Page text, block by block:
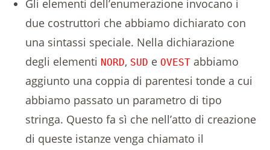
Gli elementi dell’enumerazione invocano i
due costruttori che abbiamo dichiarato con
una sintassi speciale. Nella dichiarazione
degli elementi NORD, SUD e OVEST abbiamo
aggiunto una coppia di parentesi tonde a cui
abbiamo passato un parametro di tipo
stringa. Questo fa sì che nell’atto di creazione
di queste istanze venga chiamato il